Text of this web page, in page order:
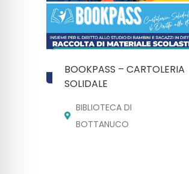
BOOKPASS – CARTOLERIA
SOLIDALE
BIBLIOTECA DI
BOTTANUCO